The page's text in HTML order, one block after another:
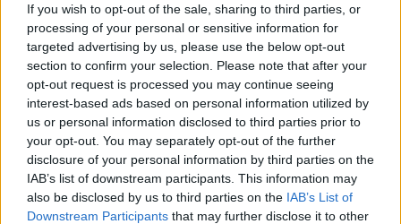
If you wish to opt-out of the sale, sharing to third parties, or
processing of your personal or sensitive information for
targeted advertising by us, please use the below opt-out
section to confirm your selection. Please note that after your
opt-out request is processed you may continue seeing
interest-based ads based on personal information utilized by
us or personal information disclosed to third parties prior to
your opt-out. You may separately opt-out of the further
disclosure of your personal information by third parties on the
IAB’s list of downstream participants. This information may
also be disclosed by us to third parties on the IAB’s List of
Downstream Participants that may further disclose it to other
af brøndkarsen nederst, fordel smalle avokado både
over, så dessingen, så rabarberne og til sidst resten
af brøndkarsen og nødderne.